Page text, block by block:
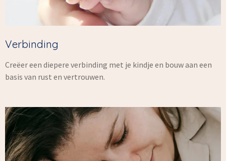
Verbinding
Creëer een diepere verbinding met je kindje en bouw aan een
basis van rust en vertrouwen.